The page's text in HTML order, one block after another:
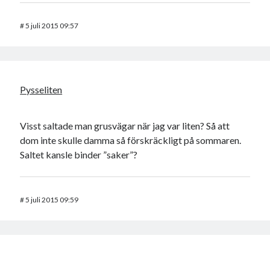
#5 juli 2015 09:57
Pysseliten
Visst saltade man grusvägar när jag var liten? Så att
dom inte skulle damma så förskräckligt på sommaren.
Saltet kansle binder ”saker”?
#5 juli 2015 09:59